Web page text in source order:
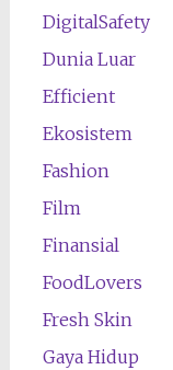
DigitalSafety
Dunia Luar
Efficient
Ekosistem
Fashion
Film
Finansial
FoodLovers
Fresh Skin
Gaya Hidup